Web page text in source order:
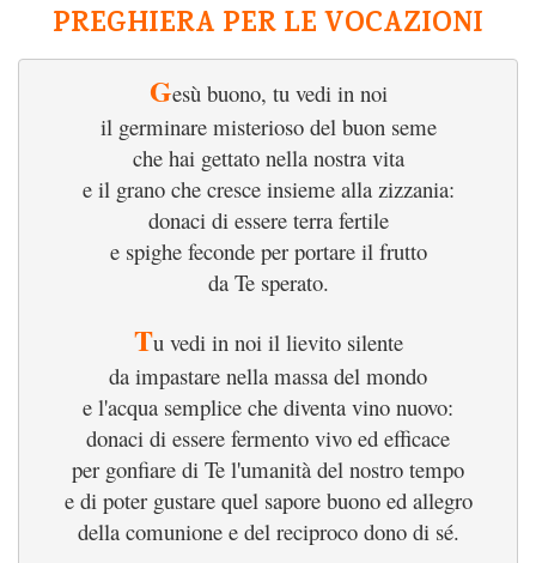
PREGHIERA PER LE VOCAZIONI
Gesù buono, tu vedi in noi
il germinare misterioso del buon seme
che hai gettato nella nostra vita
e il grano che cresce insieme alla zizzania:
donaci di essere terra fertile
e spighe feconde per portare il frutto
da Te sperato.
Tu vedi in noi il lievito silente
da impastare nella massa del mondo
e l'acqua semplice che diventa vino nuovo:
donaci di essere fermento vivo ed efficace
per gonfiare di Te l'umanità del nostro tempo
e di poter gustare quel sapore buono ed allegro
della comunione e del reciproco dono di sé.